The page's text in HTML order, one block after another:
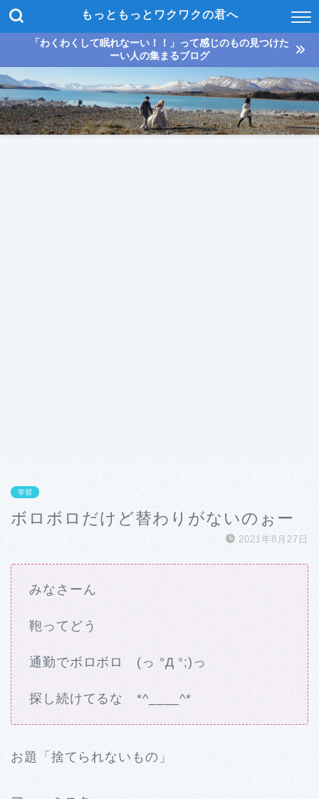
もっともっとワクワクの君へ
「わくわくして眠れなーい！！」って感じのもの見つけた
ーい人の集まるブログ
学習
ボロボロだけど替わりがないのぉー
2021年8月27日
みなさーん
鞄ってどう
通勤でボロボロ (っ °Д °;)っ
探し続けてるな *^____^*
お題「捨てられないもの」